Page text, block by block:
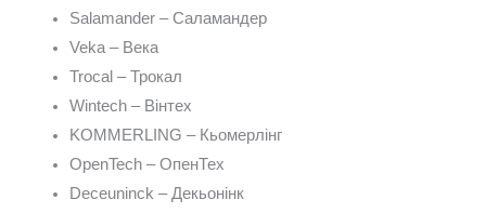
Salamander – Саламандер
Veka – Века
Trocal – Трокал
Wintech – Вінтех
KOMMERLING – Кьомерлінг
OpenTech – ОпенТех
Deceuninck – Декьонінк